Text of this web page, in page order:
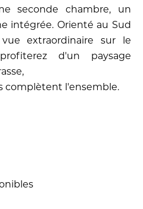
seconde chambre, un
intégrée. Orienté au Sud
extraordinaire sur le
d'un paysage
complètent l'ensemble.